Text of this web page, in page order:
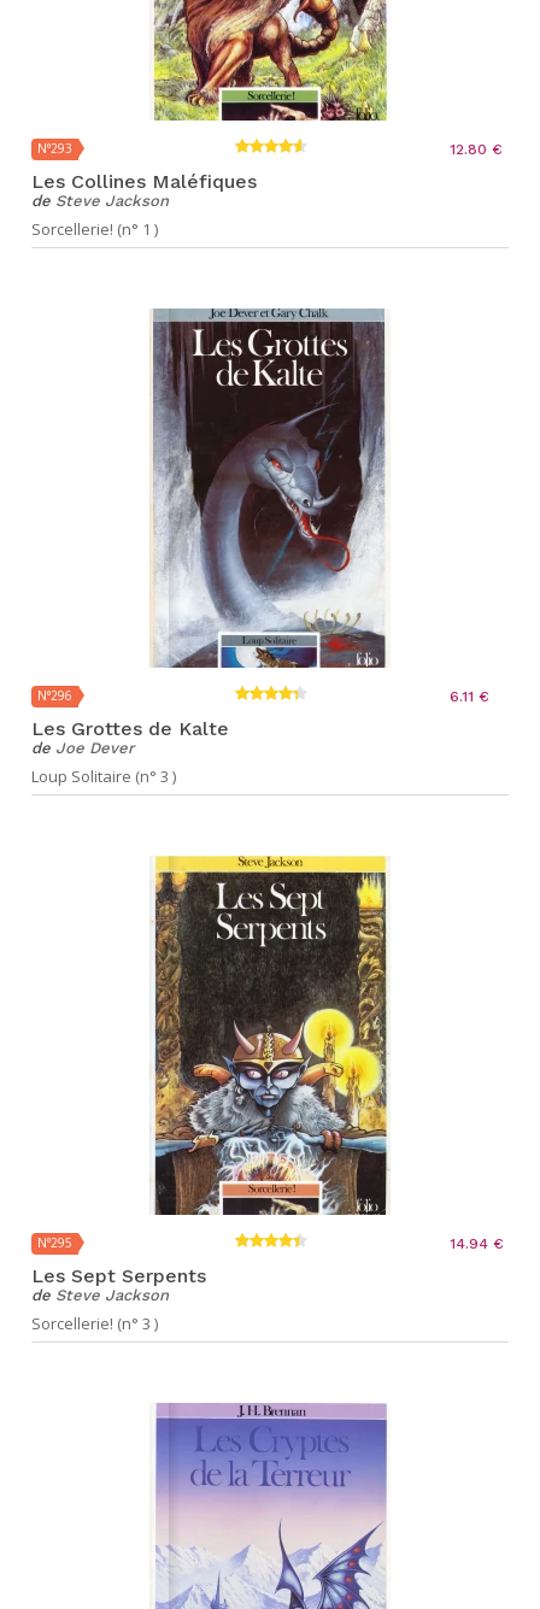
N°293 12.80 €
Les Collines Maléfiques
de Steve Jackson
Sorcellerie! (n° 1 )
N°296 6.11 €
Les Grottes de Kalte
de Joe Dever
Loup Solitaire (n° 3 )
N°295 14.94 €
Les Sept Serpents
de Steve Jackson
Sorcellerie! (n° 3 )